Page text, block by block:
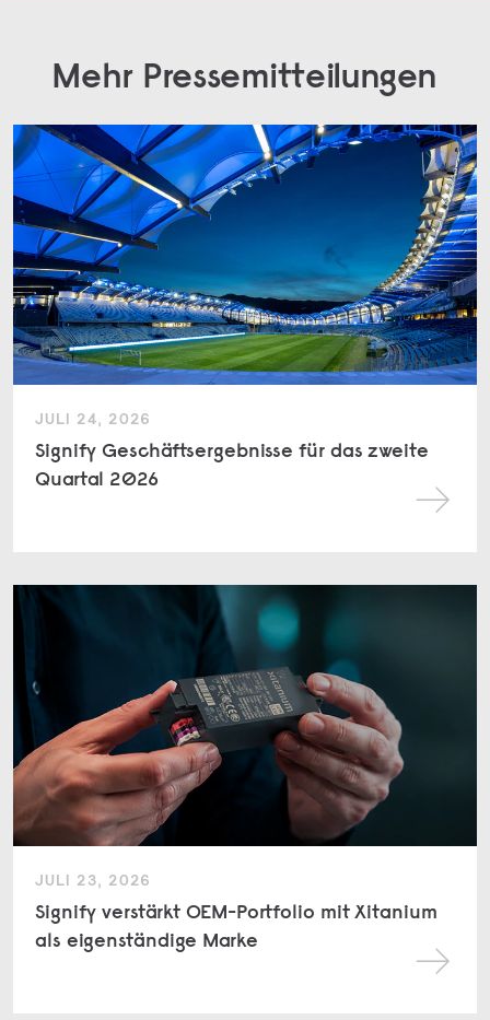
Mehr Pressemitteilungen
JULI 24, 2026
Signify Geschäftsergebnisse für das zweite
Quartal 2026
JULI 23, 2026
Signify verstärkt OEM-Portfolio mit Xitanium
als eigenständige Marke